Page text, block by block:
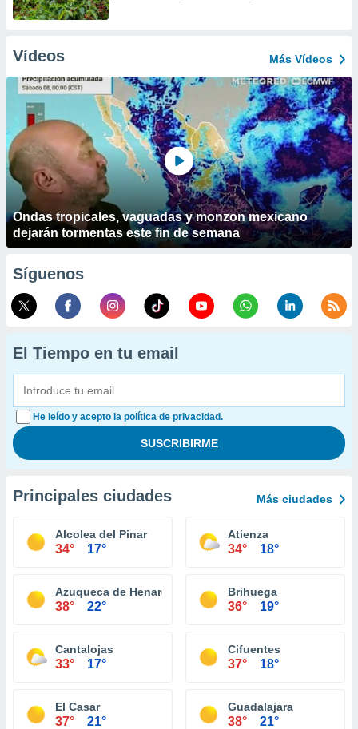
Vídeos Más Vídeos
Ondas tropicales, vaguadas y monzon mexicano
dejarán tormentas este fin de semana
Síguenos
El Tiempo en tu email
He leído y acepto la política de privacidad.
Principales ciudades Más ciudades
Alcolea del Pinar
34° 17°
Atienza
34° 18°
Azuqueca de Henares
38° 22°
Brihuega
36° 19°
Cantalojas
33° 17°
Cifuentes
37° 18°
El Casar
37° 21°
Guadalajara
38° 21°